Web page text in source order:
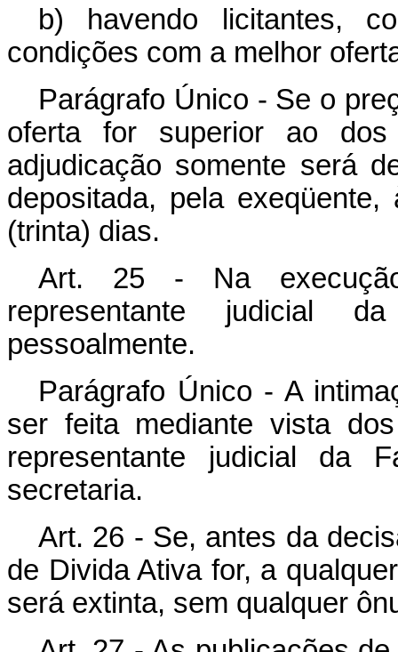
b) havendo licitantes,
condições com a melhor
Parágrafo Único - Se o
oferta for superior ao
adjudicação somente será
depositada, pela
(trinta) dias.
Art. 25 - Na
representante judicial
pessoalmente.
Parágrafo Único - A
ser feita mediante vista
representante judicial da
secretaria.
Art. 26 - Se, antes da
de Divida Ativa for, a
será extinta, sem qualquer